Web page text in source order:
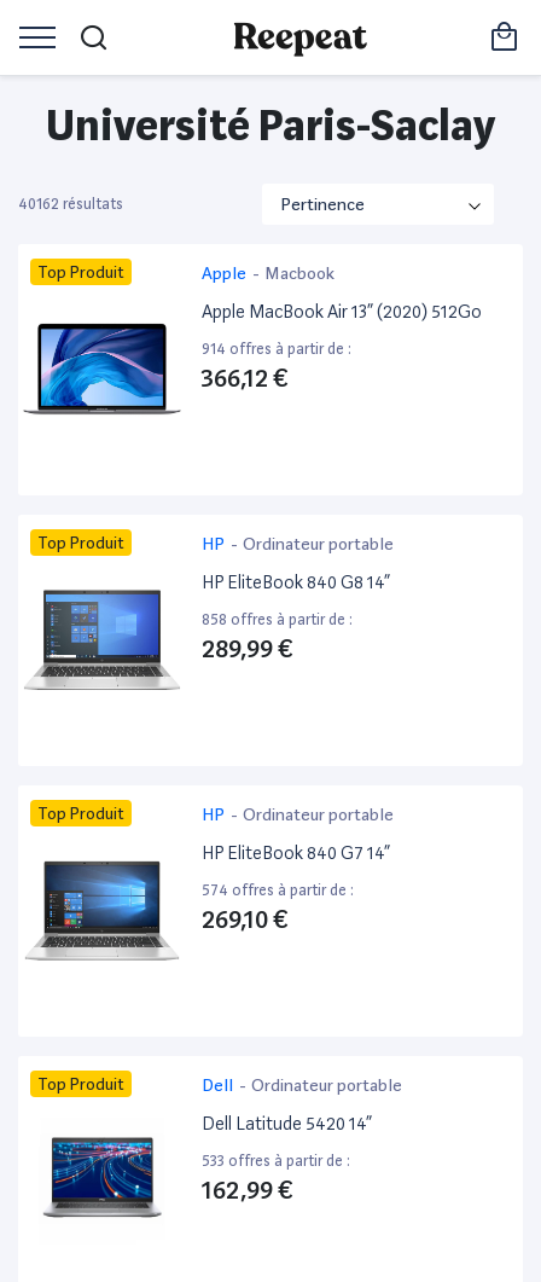
Université Paris-Saclay
40162 résultats
Top Produit Apple - Macbook
Apple MacBook Air 13” (2020) 512Go
914 offres à partir de :
366,12 €
Top Produit HP - Ordinateur portable
HP EliteBook 840 G8 14”
858 offres à partir de :
289,99 €
Top Produit HP - Ordinateur portable
HP EliteBook 840 G7 14”
574 offres à partir de :
269,10 €
Top Produit Dell - Ordinateur portable
Dell Latitude 5420 14”
533 offres à partir de :
162,99 €